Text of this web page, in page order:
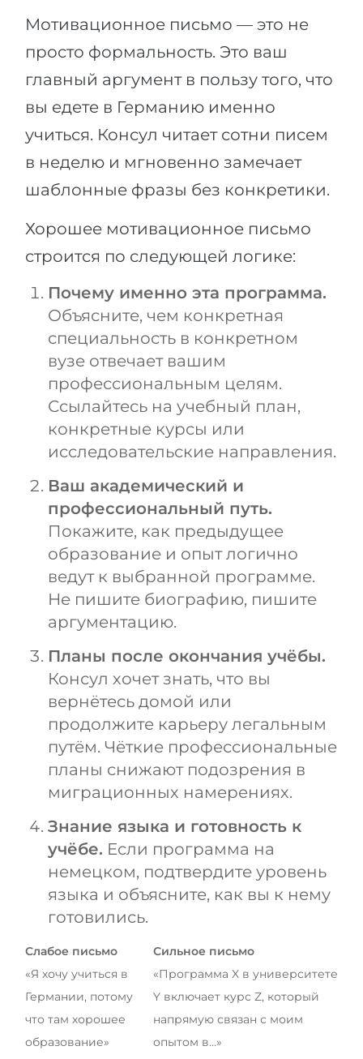
Мотивационное письмо — это не
просто формальность. Это ваш
главный аргумент в пользу того, что
вы едете в Германию именно
учиться. Консул читает сотни писем
в неделю и мгновенно замечает
шаблонные фразы без конкретики.
Хорошее мотивационное письмо
строится по следующей логике:
Почему именно эта программа.
Объясните, чем конкретная
специальность в конкретном
вузе отвечает вашим
профессиональным целям.
Ссылайтесь на учебный план,
конкретные курсы или
исследовательские направления.
Ваш академический и
профессиональный путь.
Покажите, как предыдущее
образование и опыт логично
ведут к выбранной программе.
Не пишите биографию, пишите
аргументацию.
Планы после окончания учёбы.
Консул хочет знать, что вы
вернётесь домой или
продолжите карьеру легальным
путём. Чёткие профессиональные
планы снижают подозрения в
миграционных намерениях.
Знание языка и готовность к
учёбе. Если программа на
немецком, подтвердите уровень
языка и объясните, как вы к нему
готовились.
Слабое письмо
Сильное письмо
«Я хочу учиться в
Германии, потому
что там хорошее
образование»
«Программа X в университете
Y включает курс Z, который
напрямую связан с моим
опытом в…»